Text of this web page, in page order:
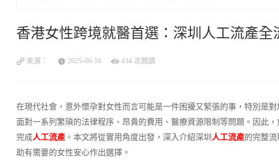
香港女性跨境就醫首選：深圳人工流產全
來源： 2025-06-16 434 次閱讀
在現代社會，意外懷孕對女性而言可能是一件困擾又緊張的事，特別是
面對一系列繁瑣的法律程序、昂貴的費用、醫療資源限制等問題。因此
完成人工流產 。本文將從實用角度出發，深入介紹深圳 人工流產的完整
助有需要的女性安心作出選擇。